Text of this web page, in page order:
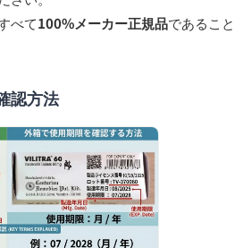
べて100%メーカー正規品であること
認方法